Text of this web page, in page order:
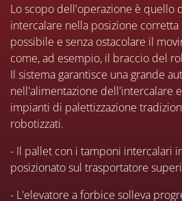
Lo scopo dell'operazione è quello
intercalare nella posizione
possibile e senza ostacolare il
come, ad esempio, il braccio del
Il sistema garantisce una grande
nell'alimentazione dell'intercalare
impianti di palettizzazione
robotizzati.
- Il pallet con i tamponi intercalari
posizionato sul trasportatore
- L'elevatore a forbice solleva